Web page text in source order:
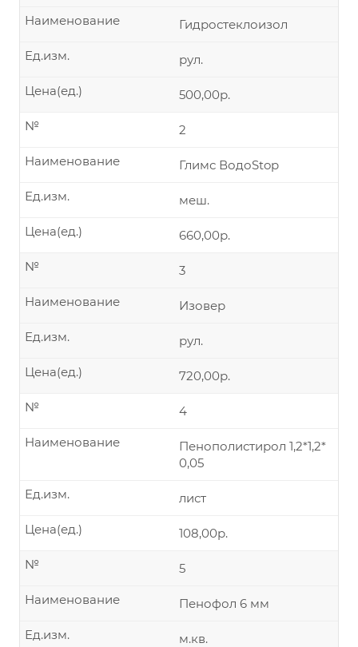
Гидростеклоизол
Наименование
рул.
Ед.изм.
500,00р.
Цена(ед.)
2
№
Глимс ВодоStop
Наименование
меш.
Ед.изм.
660,00р.
Цена(ед.)
3
№
Изовер
Наименование
рул.
Ед.изм.
720,00р.
Цена(ед.)
4
№
Пенополистирол 1,2*1,2*
0,05
Наименование
лист
Ед.изм.
108,00р.
Цена(ед.)
5
№
Пенофол 6 мм
Наименование
м.кв.
Ед.изм.